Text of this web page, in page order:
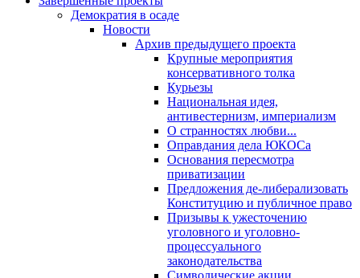
Демократия в осаде
Новости
Архив предыдущего проекта
Крупные мероприятия
консервативного толка
Курьезы
Национальная идея,
антивестернизм, империализм
О странностях любви...
Оправдания дела ЮКОСа
Основания пересмотра
приватизации
Предложения де-либерализовать
Конституцию и публичное право
Призывы к ужесточению
уголовного и уголовно-
процессуального
законодательства
Символические акции